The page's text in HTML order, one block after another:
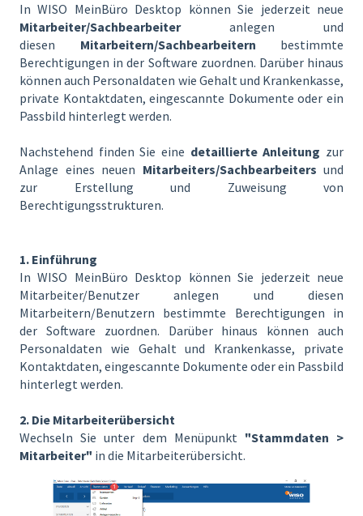
In WISO MeinBüro Desktop können Sie jederzeit neue
Mitarbeiter/Sachbearbeiteranlegen und
diesen Mitarbeitern/Sachbearbeitern bestimmte
Berechtigungen in der Software zuordnen. Darüber hinaus
können auch Personaldaten wie Gehalt und Krankenkasse,
private Kontaktdaten, eingescannte Dokumente oder ein
Passbild hinterlegt werden.
Nachstehend finden Sie eine detaillierte Anleitung zur
Anlage eines neuen Mitarbeiters/Sachbearbeiters und
zur Erstellung und Zuweisung von
Berechtigungsstrukturen.
1. Einführung
In WISO MeinBüro Desktop können Sie jederzeit neue
Mitarbeiter/Benutzer anlegen und diesen
Mitarbeitern/Benutzern bestimmte Berechtigungen in
der Software zuordnen. Darüber hinaus können auch
Personaldaten wie Gehalt und Krankenkasse, private
Kontaktdaten, eingescannte Dokumente oder ein Passbild
hinterlegt werden.
2. Die Mitarbeiterübersicht
Wechseln Sie unter dem Menüpunkt "Stammdaten >
Mitarbeiter" in die Mitarbeiterübersicht.